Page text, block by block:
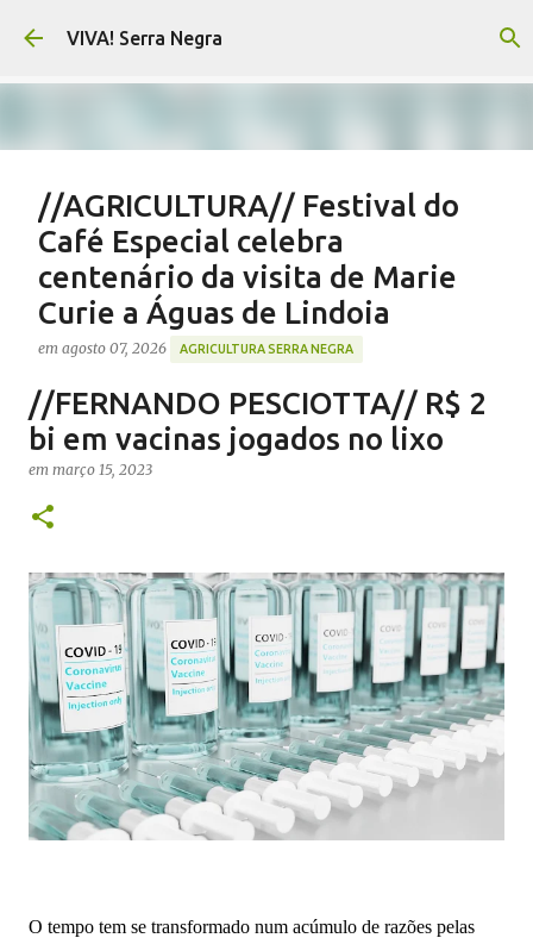
Pular para o conteúdo principal
VIVA! Serra Negra
//AGRICULTURA// Festival do
Café Especial celebra
centenário da visita de Marie
Curie a Águas de Lindoia
em agosto 07, 2026 AGRICULTURA SERRA NEGRA
NOTÍCIAS SERRA NEGRA
//FERNANDO PESCIOTTA// R$ 2
bi em vacinas jogados no lixo
em março 15, 2023
O tempo tem se transformado num acúmulo de razões pelas